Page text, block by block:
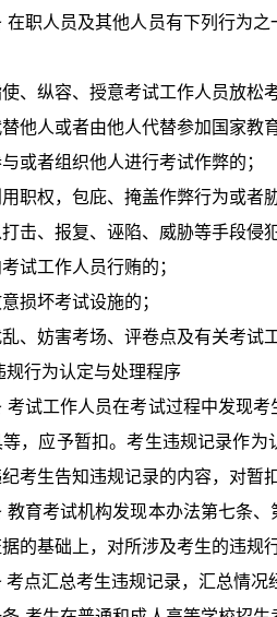
在职人员及其他人员有下列行为
使、纵容、授意考试工作人员放
替他人或者由他人代替参加国家教
与或者组织他人进行考试作弊的；
用职权，包庇、掩盖作弊行为或者
打击、报复、诬陷、威胁等手段
考试工作人员行贿的；
意损坏考试设施的；
乱、妨害考场、评卷点及有关考
规行为认定与处理程序
考试工作人员在考试过程中发现
，应予暂扣。考生违规记录作
考生告知违规记录的内容，对暂
教育考试机构发现本办法第七条
的基础上，对所涉及考生的违规
考点汇总考生违规记录，汇总情